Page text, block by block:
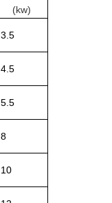
(kw)
3.5
4.5
5.5
8
10